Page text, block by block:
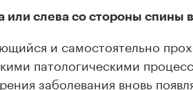
или слева со стороны
и самостоятельно
патологическими
заболевания вновь